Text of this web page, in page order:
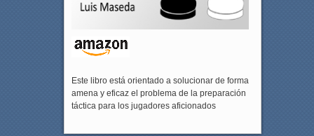
Este libro está orientado a solucionar de forma
amena y eficaz el problema de la preparación
táctica para los jugadores aficionados